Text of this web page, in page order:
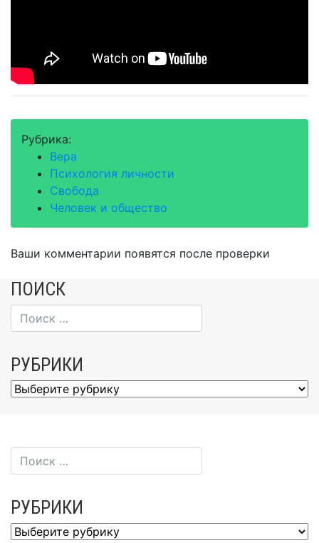
Рубрика:
Вера
Психология личности
Свобода
Человек и общество
Ваши комментарии появятся после проверки
ПОИСК
РУБРИКИ
Рубрики
РУБРИКИ
Рубрики